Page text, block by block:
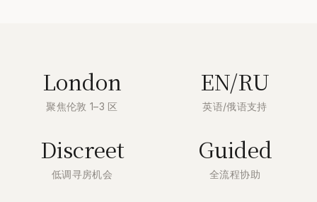
London
聚焦伦敦 1–3 区
EN/RU
英语/俄语支持
Discreet
低调寻房机会
Guided
全流程协助